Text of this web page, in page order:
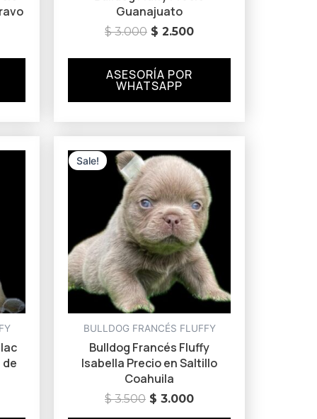
Guanajuato
$3.000 $ 2.500
ASESORÍA POR
WHATSAPP
de
Sale!
BULLDOG FRANCÉS FLUFFY
Bulldog Francés Fluffy
Isabella Precio en Saltillo
Coahuila
$3.500
price
was:
$ 3.500.
$ 3.000
is:
$ 3.000.